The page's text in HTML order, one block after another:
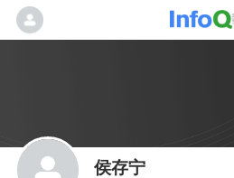
侯存宁